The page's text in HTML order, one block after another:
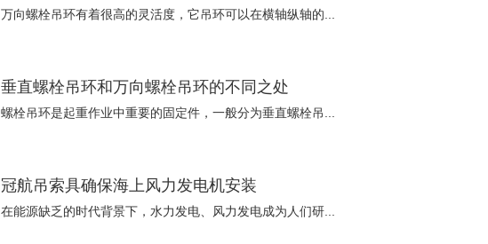
万向螺栓吊环有着很高的灵活度，它吊环可以在横轴纵轴的...
垂直螺栓吊环和万向螺栓吊环的不同之处
螺栓吊环是起重作业中重要的固定件，一般分为垂直螺栓吊...
冠航吊索具确保海上风力发电机安装
在能源缺乏的时代背景下，水力发电、风力发电成为人们研...